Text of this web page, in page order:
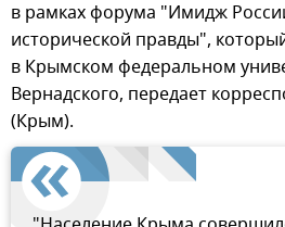
в рамках форума "Имидж
исторической правды",
в Крымском федеральном
Вернадского, передает
(Крым).